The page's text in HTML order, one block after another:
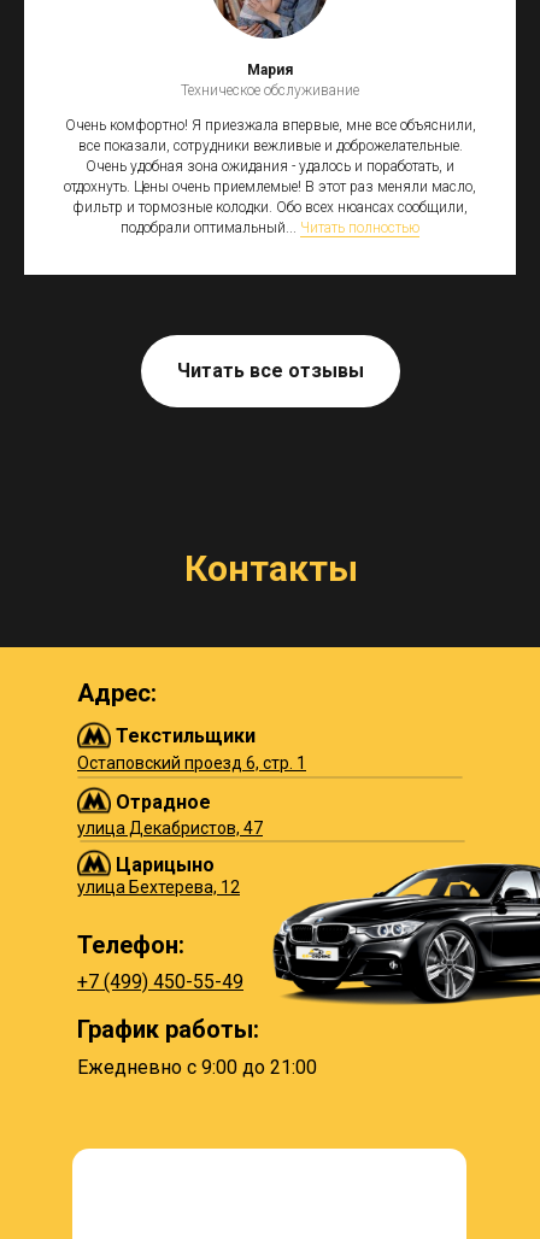
Мария
Техническое обслуживание
Очень комфортно! Я приезжала впервые, мне все объяснили,
все показали, сотрудники вежливые и доброжелательные.
Очень удобная зона ожидания - удалось и поработать, и
отдохнуть. Цены очень приемлемые! В этот раз меняли масло,
фильтр и тормозные колодки. Обо всех нюансах сообщили,
подобрали оптимальный... Читать полностью
Читать все отзывы
Контакты
Адрес:
улица Декабристов, 47
Остаповский проезд 6, стр. 1
Текстильщики
Телефон:
+7 (499) 450-55-49
График работы:
Отрадное
Ежедневно с 9:00 до 21:00
улица Бехтерева, 12
Царицыно